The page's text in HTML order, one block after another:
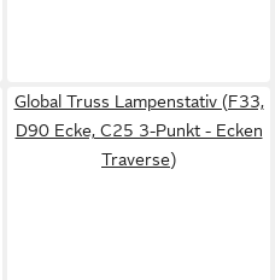
Global Truss Lampenstativ (F33,
D90 Ecke, C25 3-Punkt - Ecken
Traverse)